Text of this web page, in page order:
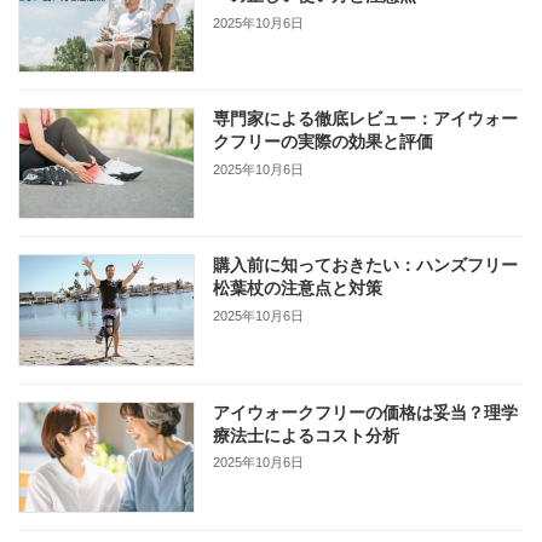
2025年10月6日
専門家による徹底レビュー：アイウォー
クフリーの実際の効果と評価
2025年10月6日
購入前に知っておきたい：ハンズフリー
松葉杖の注意点と対策
2025年10月6日
アイウォークフリーの価格は妥当？理学
療法士によるコスト分析
2025年10月6日